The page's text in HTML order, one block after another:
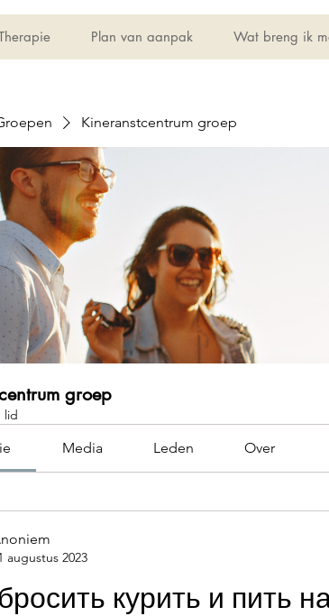
Plan van aanpak Wat breng ik
Kineranstcentrum groep
groep
lid
Media Leden Over
augustus 2023
курить и пить